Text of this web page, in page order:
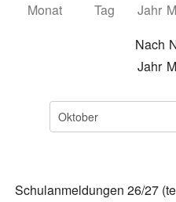
Nach
Jahr
Schulanmeldungen 26/27